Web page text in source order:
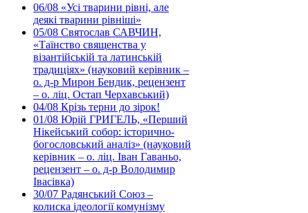
06/08 «Усі тварини рівні, але
деякі тварини рівніші»
05/08 Святослав САВЧИН,
«Таїнство священства у
візантійській та латинській
традиціях» (науковий керівник –
о. д-р Мирон Бендик, рецензент
– о. ліц. Остап Черхавський)
04/08 Крізь терни до зірок!
01/08 Юрій ГРИГЕЛЬ, «Перший
Нікейський собор: історично-
богословський аналіз» (науковий
керівник – о. ліц. Іван Гаваньо,
рецензент – о. д-р Володимир
Івасівка)
30/07 Радянський Союз –
колиска ідеології комунізму